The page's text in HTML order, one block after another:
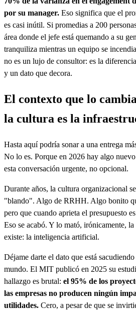
por su manager. Eso significa que el
es casi inútil. Si promedias a 200
área donde el jefe está quemando a su
tranquiliza mientras un equipo se
no es un lujo de consultor: es la
y un dato que decora.
El contexto que lo
la cultura es la
Hasta aquí podría sonar a una entrega
No lo es. Porque en 2026 hay algo
esta conversación urgente, no opcional.
Durante años, la cultura organizacional
"blando". Algo de RRHH. Algo bonito
pero que cuando aprieta el presupuesto
Eso se acabó. Y lo mató, irónicamente,
existe: la inteligencia artificial.
Déjame darte el dato que está
mundo. El MIT publicó en 2025 su
hallazgo es brutal: el 95% de los
las empresas no producen ningún
utilidades. Cero, a pesar de que se